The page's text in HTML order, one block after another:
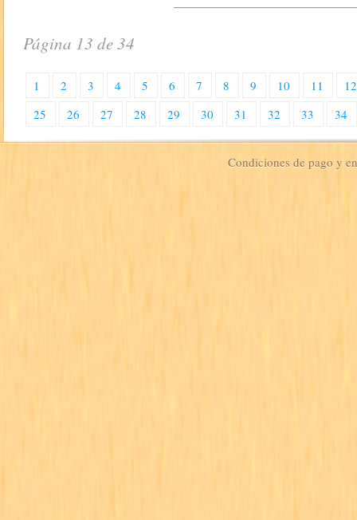
Página 13 de 34
1 2 3 4 5 6 7 8 9 10 11
12
25
26 27 28 29 30 31 32 33 34
Condiciones de pago y